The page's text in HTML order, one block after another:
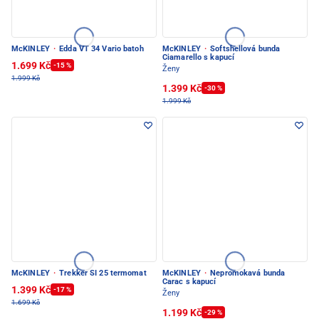
McKINLEY · Edda VT 34 Vario batoh
1.699 Kč -15 %
1.999 Kč
McKINLEY · Softshellová bunda
Ciamarello s kapucí
Ženy
1.399 Kč -30 %
1.999 Kč
McKINLEY · Trekker SI 25 termomat
1.399 Kč -17 %
1.699 Kč
McKINLEY · Nepromokavá bunda
Carac s kapucí
Ženy
1.199 Kč -29 %